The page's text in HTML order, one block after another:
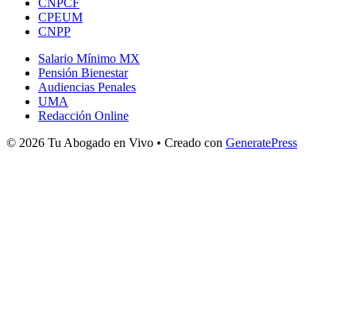
CNPCF
CPEUM
CNPP
Salario Mínimo MX
Pensión Bienestar
Audiencias Penales
UMA
Redacción Online
© 2026 Tu Abogado en Vivo • Creado con GeneratePress